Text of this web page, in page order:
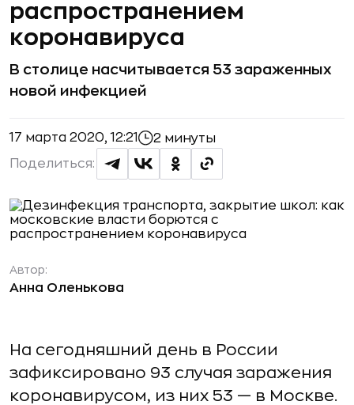
распространением
коронавируса
В столице насчитывается 53 зараженных
новой инфекцией
17 марта 2020, 12:21 2 минуты
Поделиться:
Автор:
Анна Оленькова
На сегодняшний день в России
зафиксировано 93 случая заражения
коронавирусом, из них 53 — в Москве.